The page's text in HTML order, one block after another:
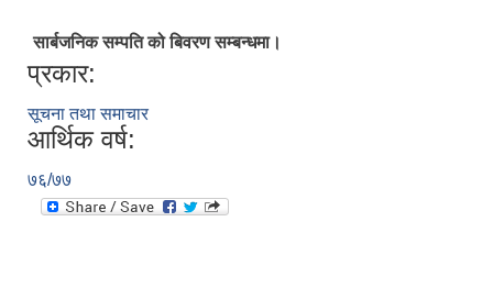
सार्बजनिक सम्पति को बिवरण सम्बन्धमा।
प्रकार:
सूचना तथा समाचार
आर्थिक वर्ष:
७६/७७